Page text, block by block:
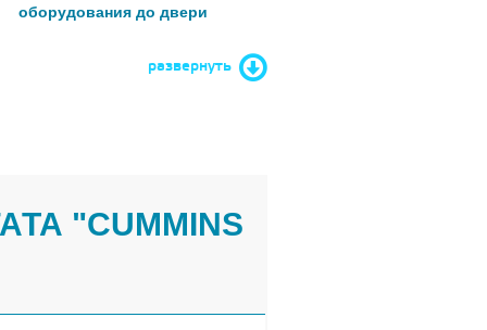
оборудования до двери
развернуть
"CUMMINS